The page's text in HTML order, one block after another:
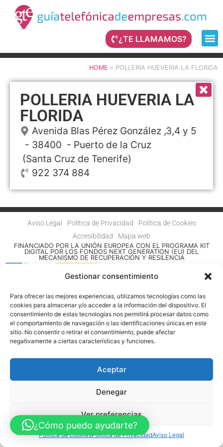
Gestionar consentimiento
Para ofrecer las mejores experiencias, utilizamos tecnologías como las
cookies para almacenar y/o acceder a la información del dispositivo. El
consentimiento de estas tecnologías nos permitirá procesar datos como
el comportamiento de navegación o las identificaciones únicas en este
sitio. No consentir o retirar el consentimiento, puede afectar
negativamente a ciertas características y funciones.
Aceptar
Denegar
Ver preferencias
Política de cookiesPolítica de PrivacidadAviso Legal
¿TE LLAMAMOS?
HOME » POLLERIA HUEVERIA LA FLORIDA
POLLERIA HUEVERIA LA
FLORIDA
Avenida Blas Pérez González ,3,4 y 5
- 38400 - Puerto de la Cruz
(Santa Cruz de Tenerife)
922 374 884
Aviso Legal Política de Privacidad
Política de Cookies
Accesibilidad
Mapa web
FINANCIADO POR LA UNIÓN EUROPEA CON EL PROGRAMA KIT
DIGITAL POR LOS FONDOS NEXT GENERATION (EU) DEL
MECANISMO DE RECUPERACIÓN Y RESILENCIA
© Guia Telefónica de Empresas – Todos los derechos reservados.
¿Cómo puedo ayudarte?